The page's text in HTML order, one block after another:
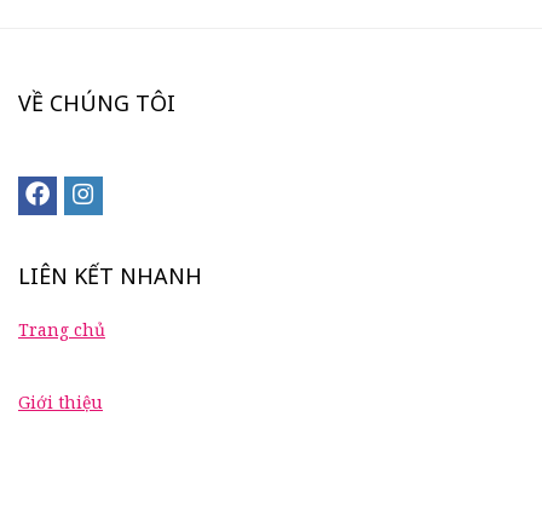
VỀ CHÚNG TÔI
LIÊN KẾT NHANH
Trang chủ
Giới thiệu